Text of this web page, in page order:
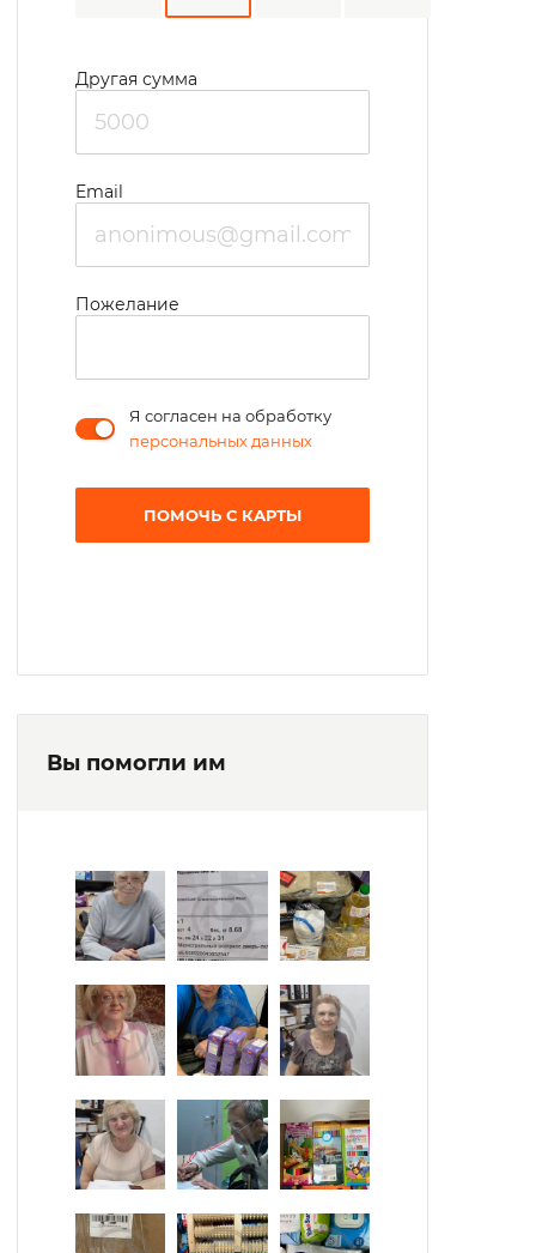
Другая сумма
Email
Пожелание
Я согласен на обработку
персональных данных
ПОМОЧЬ С КАРТЫ
Вы помогли им